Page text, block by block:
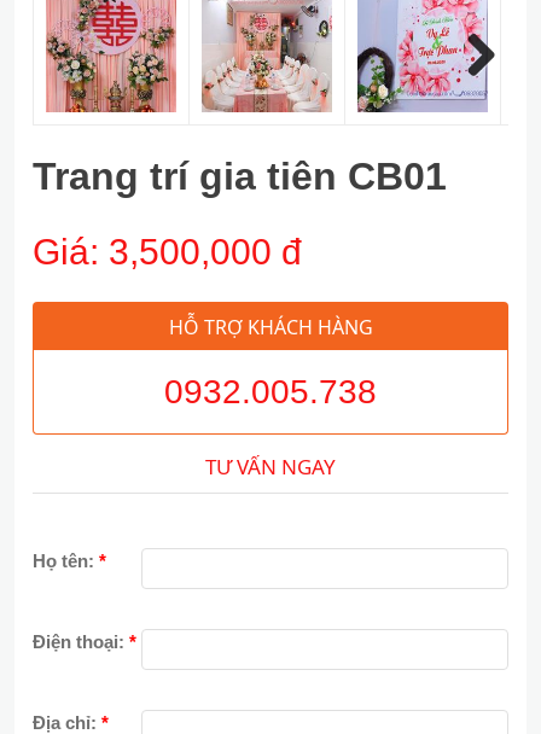
Next
Trang trí gia tiên CB01
Giá: 3,500,000 đ
HỖ TRỢ KHÁCH HÀNG
0932.005.738
TƯ VẤN NGAY
Họ tên: *
Điện thoại: *
Địa chỉ: *